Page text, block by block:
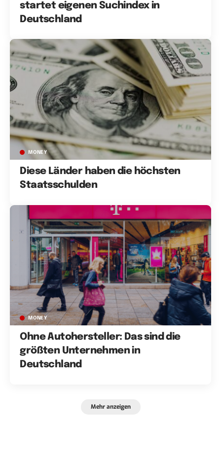
startet eigenen Suchindex in
Deutschland
MONEY
Diese Länder haben die höchsten
Staatsschulden
MONEY
Ohne Autohersteller: Das sind die
größten Unternehmen in
Deutschland
Mehr anzeigen